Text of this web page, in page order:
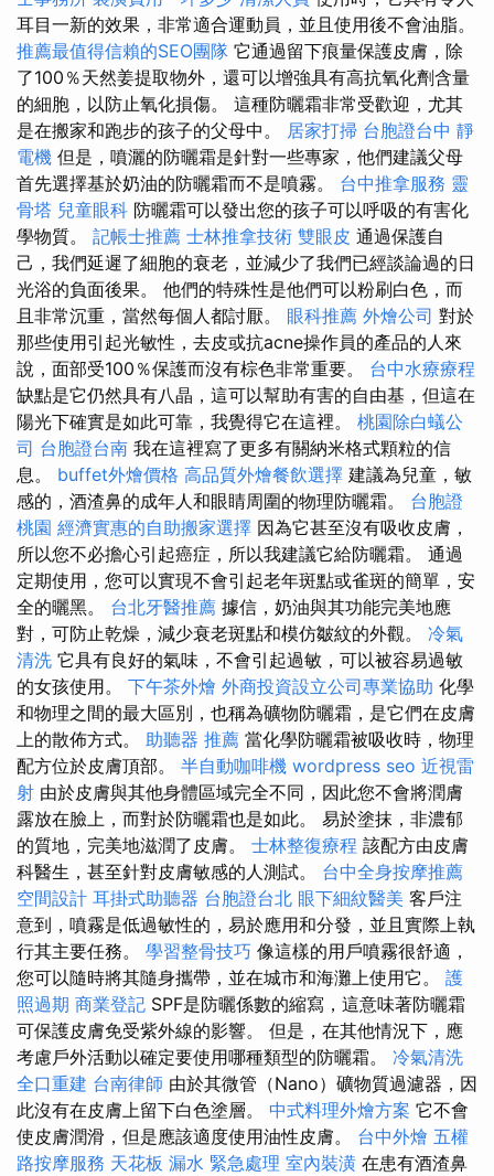
耳目一新的效果，非常適合運動員，並且使用後不會油脂。
推薦最值得信賴的SEO團隊 它通過留下痕量保護皮膚，除
了100％天然姜提取物外，還可以增強具有高抗氧化劑含量
的細胞，以防止氧化損傷。 這種防曬霜非常受歡迎，尤其
是在搬家和跑步的孩子的父母中。 居家打掃 台胞證台中 靜
電機 但是，噴灑的防曬霜是針對一些專家，他們建議父母
首先選擇基於奶油的防曬霜而不是噴霧。 台中推拿服務 靈
骨塔 兒童眼科 防曬霜可以發出您的孩子可以呼吸的有害化
學物質。 記帳士推薦 士林推拿技術 雙眼皮 通過保護自
己，我們延遲了細胞的衰老，並減少了我們已經談論過的日
光浴的負面後果。 他們的特殊性是他們可以粉刷白色，而
且非常沉重，當然每個人都討厭。 眼科推薦 外燴公司 對於
那些使用引起光敏性，去皮或抗acne操作員的產品的人來
說，面部受100％保護而沒有棕色非常重要。 台中水療療程
缺點是它仍然具有八晶，這可以幫助有害的自由基，但這在
陽光下確實是如此可靠，我覺得它在這裡。 桃園除白蟻公
司 台胞證台南 我在這裡寫了更多有關納米格式顆粒的信
息。 buffet外燴價格 高品質外燴餐飲選擇 建議為兒童，敏
感的，酒渣鼻的成年人和眼睛周圍的物理防曬霜。 台胞證
桃園 經濟實惠的自助搬家選擇 因為它甚至沒有吸收皮膚，
所以您不必擔心引起癌症，所以我建議它給防曬霜。 通過
定期使用，您可以實現不會引起老年斑點或雀斑的簡單，安
全的曬黑。 台北牙醫推薦 據信，奶油與其功能完美地應
對，可防止乾燥，減少衰老斑點和模仿皺紋的外觀。 冷氣
清洗 它具有良好的氣味，不會引起過敏，可以被容易過敏
的女孩使用。 下午茶外燴 外商投資設立公司專業協助 化學
和物理之間的最大區別，也稱為礦物防曬霜，是它們在皮膚
上的散佈方式。 助聽器 推薦 當化學防曬霜被吸收時，物理
配方位於皮膚頂部。 半自動咖啡機 wordpress seo 近視雷
射 由於皮膚與其他身體區域完全不同，因此您不會將潤膚
露放在臉上，而對於防曬霜也是如此。 易於塗抹，非濃郁
的質地，完美地滋潤了皮膚。 士林整復療程 該配方由皮膚
科醫生，甚至針對皮膚敏感的人測試。 台中全身按摩推薦
空間設計 耳掛式助聽器 台胞證台北 眼下細紋醫美 客戶注
意到，噴霧是低過敏性的，易於應用和分發，並且實際上執
行其主要任務。 學習整骨技巧 像這樣的用戶噴霧很舒適，
您可以隨時將其隨身攜帶，並在城市和海灘上使用它。 護
照過期 商業登記 SPF是防曬係數的縮寫，這意味著防曬霜
可保護皮膚免受紫外線的影響。 但是，在其他情況下，應
考慮戶外活動以確定要使用哪種類型的防曬霜。 冷氣清洗
全口重建 台南律師 由於其微管（Nano）礦物質過濾器，因
此沒有在皮膚上留下白色塗層。 中式料理外燴方案 它不會
使皮膚潤滑，但是應該適度使用油性皮膚。 台中外燴 五權
路按摩服務 天花板 漏水 緊急處理 室內裝潢 在患有酒渣鼻